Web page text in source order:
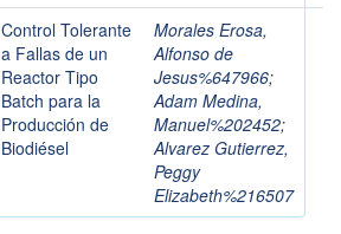
Control Tolerante
a Fallas de un
Reactor Tipo
Batch para la
Producción de
Biodiésel
Morales Erosa,
Alfonso de
Jesus%647966;
Adam Medina,
Manuel%202452;
Alvarez Gutierrez,
Peggy
Elizabeth%216507